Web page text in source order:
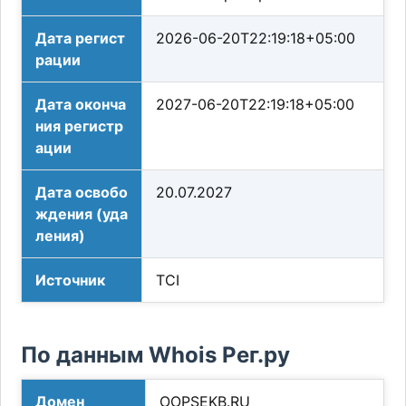
Дата регист
рации
2026-06-20T22:19:18+05:00
Дата оконча
ния регистр
ации
2027-06-20T22:19:18+05:00
Дата освобо
ждения (уда
ления)
20.07.2027
Источник TCI
По данным Whois Рег.ру
Домен OOPSEKB.RU